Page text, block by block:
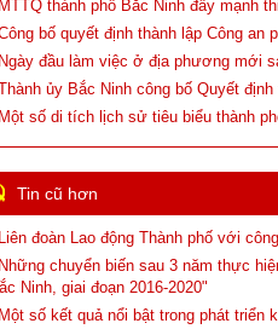
thành phố Bắc Ninh đẩy mạnh
bố quyết định thành lập Công an
đầu làm việc ở địa phương mới
ủy Bắc Ninh công bố Quyết
số di tích lịch sử tiêu biểu thành
Tin cũ hơn
đoàn Lao động Thành phố với
chuyển biến sau 3 năm thực
Ninh, giai đoạn 2016-2020"
số kết quả nổi bật trong phát triển